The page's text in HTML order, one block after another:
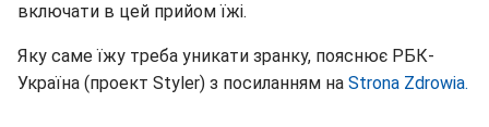
включати в цей прийом їжі.
Яку саме їжу треба уникати зранку, пояснює РБК-
Україна (проект Styler) з посиланням на Strona Zdrowia.